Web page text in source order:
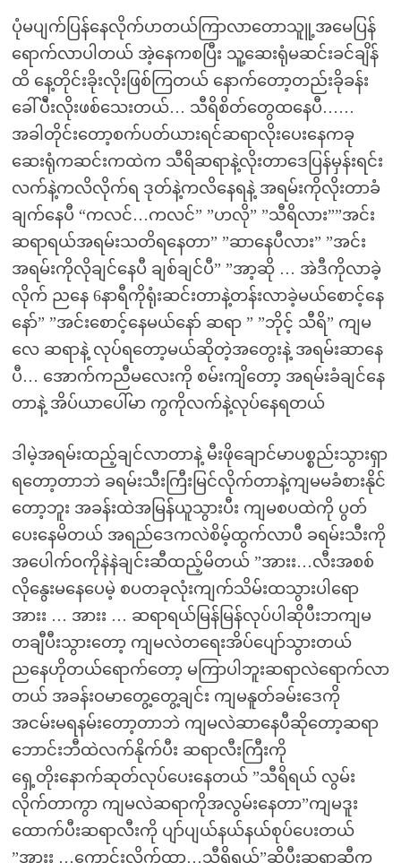
ပုံမပျက်ပြန်နေလိုက်ပာတယ်ကြာလာတောသူူ့အမေပြန်
ရောက်လာပါတယ် အဲ့နေကစပြီး သူ့ဆေးရုံမဆင်းခင်ချိန်
ထိ နေ့တိုင်းခိုးလိုးဖြစ်ကြတယ် နောက်တော့တည်းခိုခန်း
ခေါ်ပီဲးလိုးဖစ်သေးတယ်… သီရိစိတ်တွေထနေပီ……
အခါတိုင်းတော့စက်ပတ်ယားရင်ဆရာလိုးပေးနေကခု
ဆေးရုံကဆင်းကထဲက သီရိဆရာနဲ့လိုးတာဒေပြန်မှန်းရင်း
လက်နဲ့ကလိလိုက်ရ ဒုတ်နဲ့ကလိနေရနဲ့ အရမ်းကိုလိုးတာခံ
ချက်နေပီ “ကလင်…ကလင်” ”ဟလို” ”သီရိလား””အင်း
ဆရာရယ်အရမ်းသတိရနေတာ” ”ဆာနေပီလား” ”အင်း
အရမ်းကိုလိုချင်နေပီ ချစ်ချင်ပီ” ”အာ့ဆို … အဲဒီကိုလာခဲ့
လိုက် ညနေ 6နာရီကိုရုံးဆင်းတာနဲ့တန်းလာခဲ့မယ်စောင့်နေ
နော်” ”အင်းစောင့်နေမယ်နော် ဆရာ ” ”ဘိုင့် သီရိ” ကျမ
လေ ဆရာနဲ့ လုပ်ရတော့မယ်ဆိုတဲ့အတွေးနဲ့ အရမ်းဆာနေ
ပီ… အောက်ကညီမလေးကို စမ်းကျိတော့ အရမ်းခံချင်နေ
တာနဲ့ အိပ်ယာပေါ်မာ ကွကိုလက်နဲ့လုပ်နေရတယ်
ဒါမဲ့အရမ်းထည့်ချင်လာတာနဲ့ မီးဖိုချောင်မာပစ္စည်းသွားရှာ
ရတော့တာဘဲ ခရမ်းသီးကြီးမြင်လိုက်တာနဲ့ကျမမခံစားနိုင်
တော့ဘူး အခန်းထဲအမြန်ယူသွားပီး ကျမစပထဲကို ပွတ်
ပေးနေမိတယ် အရည်ဒေကလဲစိမ့်ထွက်လာပီ ခရမ်းသီးကို
အပေါက်ဝကိုနဲနဲချင်းဆီထည့်မိတယ် ”အားး…လီးအစစ်
လိုနွေးမနေပေမဲ့ စပတခုလုံးကျက်သိမ်းထသွားပါရော
အားး … အားး … ဆရာရယ်မြန်မြန်လုပ်ပါဆိုပီးဘကျမ
တချီပီးသွားတော့ ကျမလဲတရေးအိပ်ပျော်သွားတယ်
ညနေဟိုတယ်ရောက်တော့ မကြာပါဘူးဆရာလဲရောက်လာ
တယ် အခန်းဝမာတွေ့တွေ့ချင်း ကျမနူတ်ခမ်းဒေကို
အငမ်းမရနမ်းတော့တာဘဲ ကျမလဲဆာနေပီဆိုတော့ဆရာ
ဘောင်းဘီထဲလက်နိုက်ပီး ဆရာလီးကြီးကို
ရှေ့တိုးနောက်ဆုတ်လုပ်ပေးနေတယ် ”သီရိရယ် လွမ်း
လိုက်တာကွာ ကျမလဲဆရာကိုအလွမ်းနေတာ”ကျမဒူး
ထောက်ပီးဆရာလီးကို ပျာ်ပျယ်နယ်နယ်စုပ်ပေးတယ်
”အားး …ကောင်းလိုက်ထှာ…သီရိရယ်”ဆိုပီးဆရာဆီက